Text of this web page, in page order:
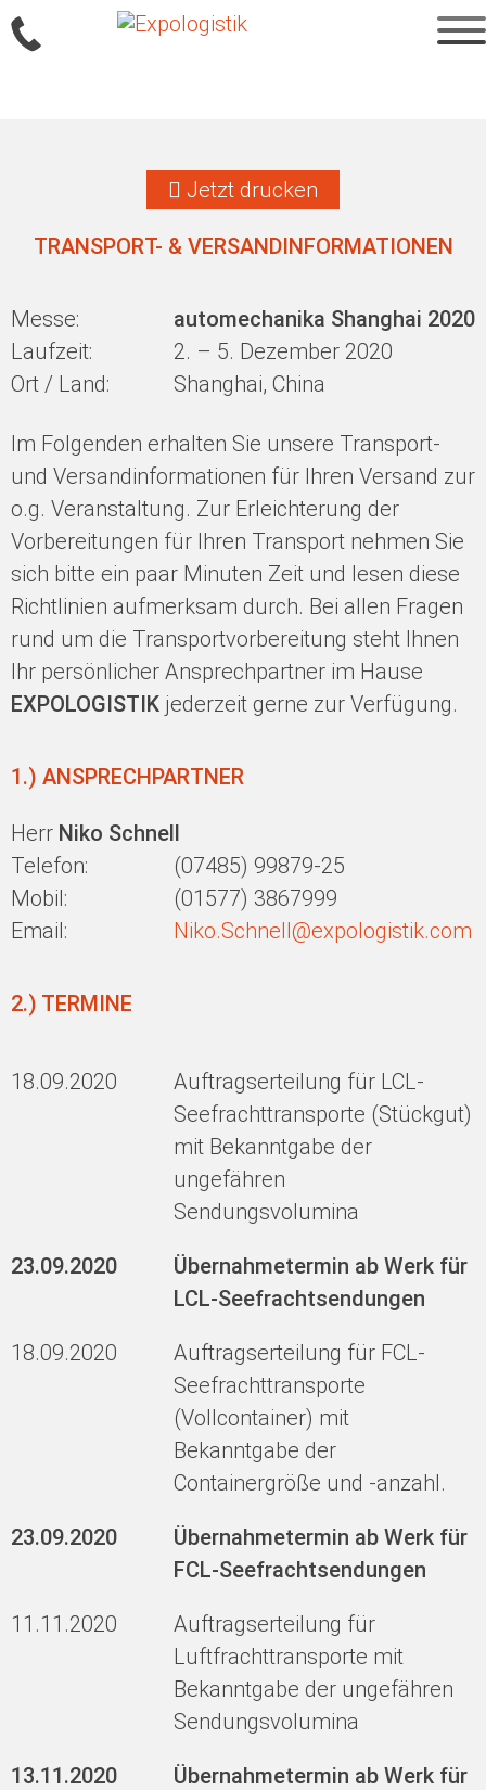
Jetzt drucken
TRANSPORT- & VERSANDINFORMATIONEN
Messe:
automechanika Shanghai 2020
Laufzeit:
2. – 5. Dezember 2020
Ort / Land:
Shanghai, China
Im Folgenden erhalten Sie unsere Transport-
und Versandinformationen für Ihren Versand zur
o.g. Veranstaltung. Zur Erleichterung der
Vorbereitungen für Ihren Transport nehmen Sie
sich bitte ein paar Minuten Zeit und lesen diese
Richtlinien aufmerksam durch. Bei allen Fragen
rund um die Transportvorbereitung steht Ihnen
Ihr persönlicher Ansprechpartner im Hause
EXPOLOGISTIK jederzeit gerne zur Verfügung.
1.) ANSPRECHPARTNER
Herr Niko Schnell
Telefon:
(07485) 99879-25
Mobil:
(01577) 3867999
Email:
Niko.Schnell@expologistik.com
2.) TERMINE
18.09.2020
Auftragserteilung für LCL-
Seefrachttransporte (Stückgut)
mit Bekanntgabe der
ungefähren
Sendungsvolumina
23.09.2020
Übernahmetermin ab Werk für
LCL-Seefrachtsendungen
18.09.2020
Auftragserteilung für FCL-
Seefrachttransporte
(Vollcontainer) mit
Bekanntgabe der
Containergröße und -anzahl.
23.09.2020
Übernahmetermin ab Werk für
FCL-Seefrachtsendungen
11.11.2020
Auftragserteilung für
Luftfrachttransporte mit
Bekanntgabe der ungefähren
Sendungsvolumina
13.11.2020
Übernahmetermin ab Werk für